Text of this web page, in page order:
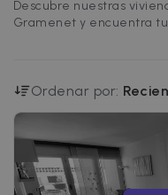
Descubre nuestras
Gramenet y encuentra tu
Ordenar por: